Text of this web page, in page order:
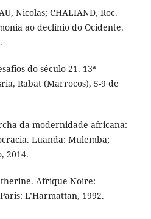
Nicolas; CHALIAND, Roc.
ao declínio do Ocidente.
do século 21. 13ª
Rabat (Marrocos), 5-9 de
da modernidade africana:
Luanda: Mulemba;
2014.
Afrique Noire:
L’Harmattan, 1992.